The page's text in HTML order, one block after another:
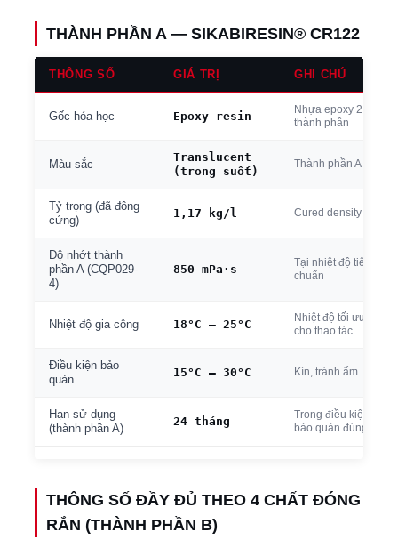
THÀNH PHẦN A — SIKABIRESIN® CR122
THÔNG SỐ GIÁ TRỊ GHI CHÚ
Gốc hóa học Epoxy resin
Nhựa epoxy 2
thành phần
Màu sắc
Translucent
(trong suốt)
Thành phần A
Tỷ trọng (đã đông
cứng)
1,17 kg/l Cured density
Độ nhớt thành
phần A (CQP029-
4)
850 mPa·s
Tại nhiệt độ tiêu
chuẩn
Nhiệt độ gia công 18°C – 25°C
Nhiệt độ tối ưu
cho thao tác
Điều kiện bảo
quản
15°C – 30°C Kín, tránh ẩm
Hạn sử dụng
(thành phần A)
24 tháng
Trong điều kiện
bảo quản đúng
THÔNG SỐ ĐẦY ĐỦ THEO 4 CHẤT ĐÓNG
RẮN (THÀNH PHẦN B)